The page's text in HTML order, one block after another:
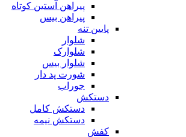
پیراهن آستین کوتاه
پیراهن بیس
پایین تنه
شلوار
شلوارک
شلوار بیس
شورت پد دار
جوراب
دستکش
دستکش کامل
دستکش نیمه
کفش